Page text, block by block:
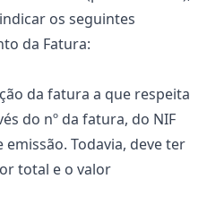
os seguintes
da Fatura:
da fatura a que respeita
do nº da fatura, do NIF
Todavia, deve ter
total e o valor